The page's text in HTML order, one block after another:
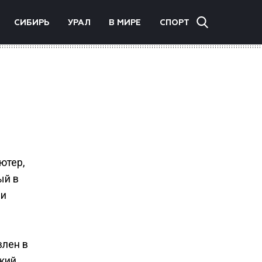
СИБИРЬ УРАЛ В МИРЕ СПОРТ
в
в